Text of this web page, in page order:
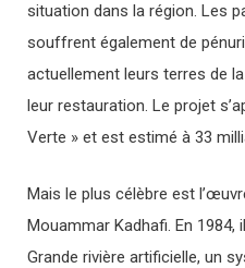
situation dans la région. Les
souffrent également de
actuellement leurs terres de
leur restauration. Le projet
Verte » et est estimé à 33
Mais le plus célèbre est
Mouammar Kadhafi. En
Grande rivière artificielle, un